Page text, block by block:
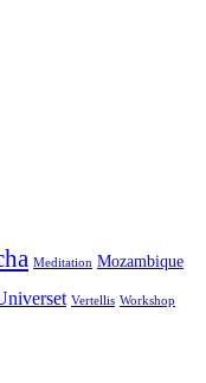
Meditation Mozambique
Vertellis Workshop